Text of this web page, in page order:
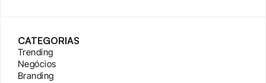
CATEGORIAS
Trending
Negócios
Branding